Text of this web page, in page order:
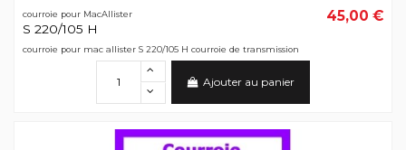
courroie pour MacAllister
S 220/105 H
45,00 €
courroie pour mac allister S 220/105 H courroie de transmission
Ajouter au panier